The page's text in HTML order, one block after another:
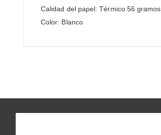
imágenesCalidad del papel: Térmico 56 gramos.
Color: Blanco